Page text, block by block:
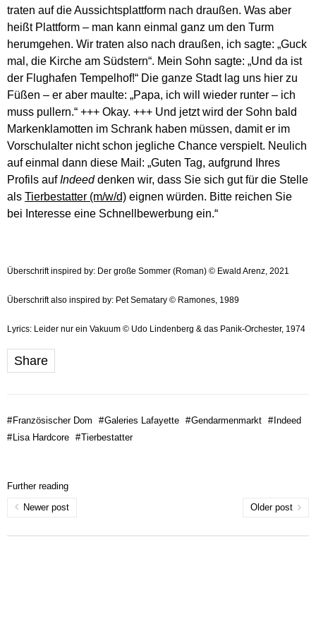
traten auf die Aussichtsplattform nach draußen. Was aber
heißt Plattform – man kann einmal ganz um den Turm
herumgehen. Wir traten also nach draußen, ich sagte: „Guck
mal, die Kirche am Südstern“. Mein Sohn sagte: „Und da ist
der Flughafen Tempelhof!“ Die ganze Stadt lag uns hier zu
Füßen – er aber maulte: „Papa, ich will wieder runter – ich
muss pullern.“ +++ Okay. +++ Und jetzt wird der Sohn bald
Markenklamotten im Schrank haben müssen, damit er im
Vorschulalter nicht schon jegliche Chance verspielt. Neulich
auf einmal dann diese Mail: „Guten Tag, aufgrund Ihres
Profils aufIndeeddenken wir, dass Sie sich gut für die Stelle
als Tierbestatter (m/w/d) eignen würden. Bitte reichen Sie
bei Interesse eine Schnellbewerbung ein.“
Überschrift inspired by: Der große Sommer (Roman) © Ewald Arenz, 2021
Überschrift also inspired by: Pet Sematary © Ramones, 1989
Lyrics: Leider nur ein Vakuum © Udo Lindenberg & das Panik-Orchester, 1974
Share
#Französischer Dom #Galeries Lafayette #Gendarmenmarkt #Indeed
#Lisa Hardcore #Tierbestatter
Further reading
Older post
Newer post